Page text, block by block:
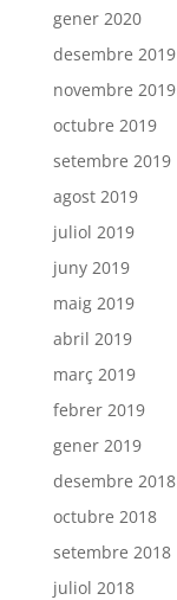
gener 2020
desembre 2019
novembre 2019
octubre 2019
setembre 2019
agost 2019
juliol 2019
juny 2019
maig 2019
abril 2019
març 2019
febrer 2019
gener 2019
desembre 2018
octubre 2018
setembre 2018
juliol 2018